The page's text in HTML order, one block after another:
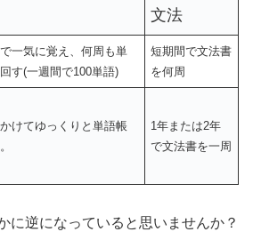
文法
一気に覚え、何周も単
す(一週間で100単語)
短期間で文法書
を何周
けてゆっくりと単語帳
1年または2年
で文法書を一周
に逆になっていると思いませんか？